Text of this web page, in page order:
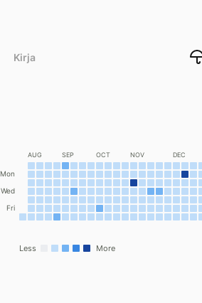
Kirja
Mon
Wed
Fri
AUG SEP OCT NOV DEC
Less More